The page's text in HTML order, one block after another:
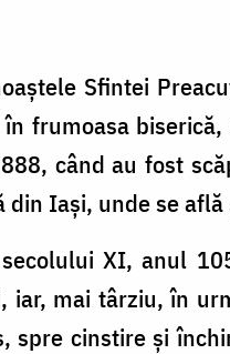
Sfintei
frumoasa
când au fost
Iași, unde se află
XI, anul
mai târziu, în
spre cinstire și